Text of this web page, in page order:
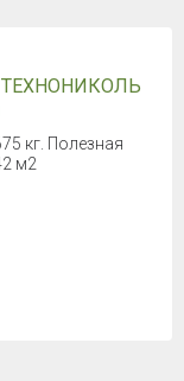
ТЕХНОНИКОЛЬ
кг. Полезная
м2